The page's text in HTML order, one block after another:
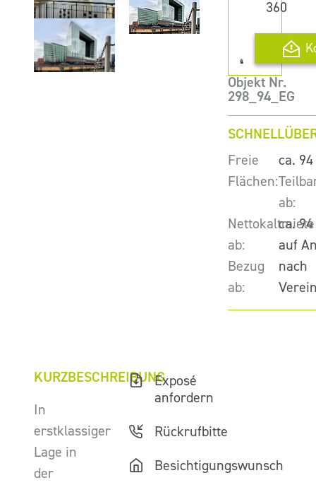
360
Objekt Nr.
298_94_EG
Freie
Flächen:
ca. 94
ab:
ca. 94
Nettokaltmiete
ab:
auf
Bezug
ab:
nach
KURZBESCHREIBUNG
In
erstklassiger
Lage in
der
Exposé
anfordern
Rückrufbitte
Besichtigungswunsch